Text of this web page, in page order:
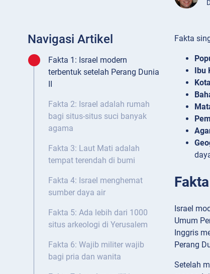
Navigasi Artikel
Fakta 1: Israel modern
terbentuk setelah Perang Dunia
Fakta 2: Israel adalah rumah
bagi situs-situs suci banyak
agama
Fakta 3: Laut Mati adalah
tempat terendah di bumi
Fakta 4: Israel menghemat
sumber daya air
Fakta 5: Ada lebih dari 1000
situs arkeologi di Yerusalem
Fakta 6: Wajib militer wajib
bagi pria dan wanita
Fakta
Ibu
Israel
Umum
Inggris
Perang
Setelah